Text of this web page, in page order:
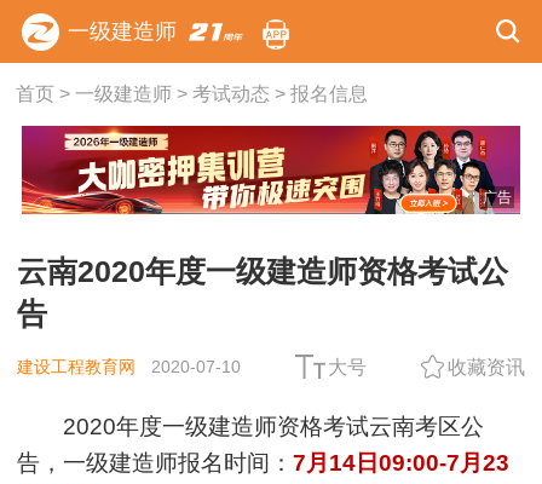
一级建造师
首页> 一级建造师> 考试动态 > 报名信息
广告
云南2020年度一级建造师资格考试公
告
建设工程教育网 2020-07-10 大号 收藏资讯
2020年度一级建造师资格考试云南考区公
告，一级建造师报名时间：7月14日09:00-7月23